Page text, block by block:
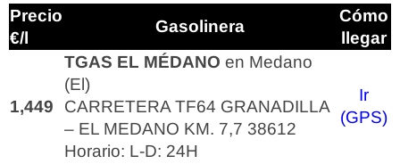
Precio
€/l
Gasolinera
Cómo
llegar
1,449
TGAS EL MÉDANO en Medano
(El)
CARRETERA TF64 GRANADILLA
– EL MEDANO KM. 7,7 38612
Horario: L-D: 24H
Ir
(GPS)